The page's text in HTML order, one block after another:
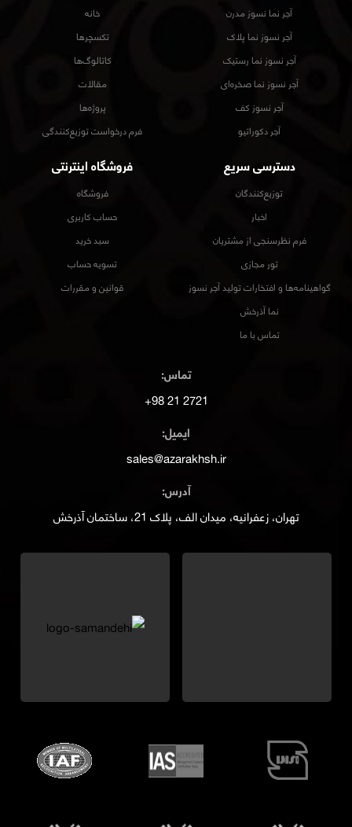
آجر نما نسوز مدرن
آجر نسوز نما پلاک
آجر نسوز نما رستیک
آجر نسوز نما صخره‌ای
آجر نسوز کف
آجر دکوراتیو
خانه
تکسچرها
کاتالوگ‌ها
مقالات
پروژه‌ها
فرم درخواست توزیع‌کنندگی
دسترسی سریع
توزیع‌کنندگان
اخبار
فرم نظرسنجی از مشتریان
تور مجازی
گواهینامه‌ها و افتخارات تولید آجر نسوز
نما آذرخش
تماس با ما
فروشگاه اینترنتی
فروشگاه
حساب کاربری
سبد خرید
تسویه حساب
قوانین و مقررات
تماس:
2721 21 98+
ایمیل:
sales@azarakhsh.ir
آدرس:
تهران، زعفرانیه، میدان الف، پلاک 21، ساختمان آذرخش